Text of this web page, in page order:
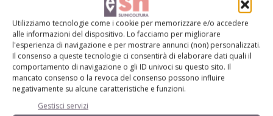
Utilizziamo tecnologie come i cookie per memorizzare e/o accedere
alle informazioni del dispositivo. Lo facciamo per migliorare
l'esperienza di navigazione e per mostrare annunci (non) personalizzati.
Il consenso a queste tecnologie ci consentirà di elaborare dati quali il
comportamento di navigazione o gli ID univoci su questo sito. Il
mancato consenso o la revoca del consenso possono influire
negativamente su alcune caratteristiche e funzioni.
Gestisci servizi
Antibiotico resistenza, un problema da
affrontare
Opas: per affrontare la crisi servono
ottimismo e strategia